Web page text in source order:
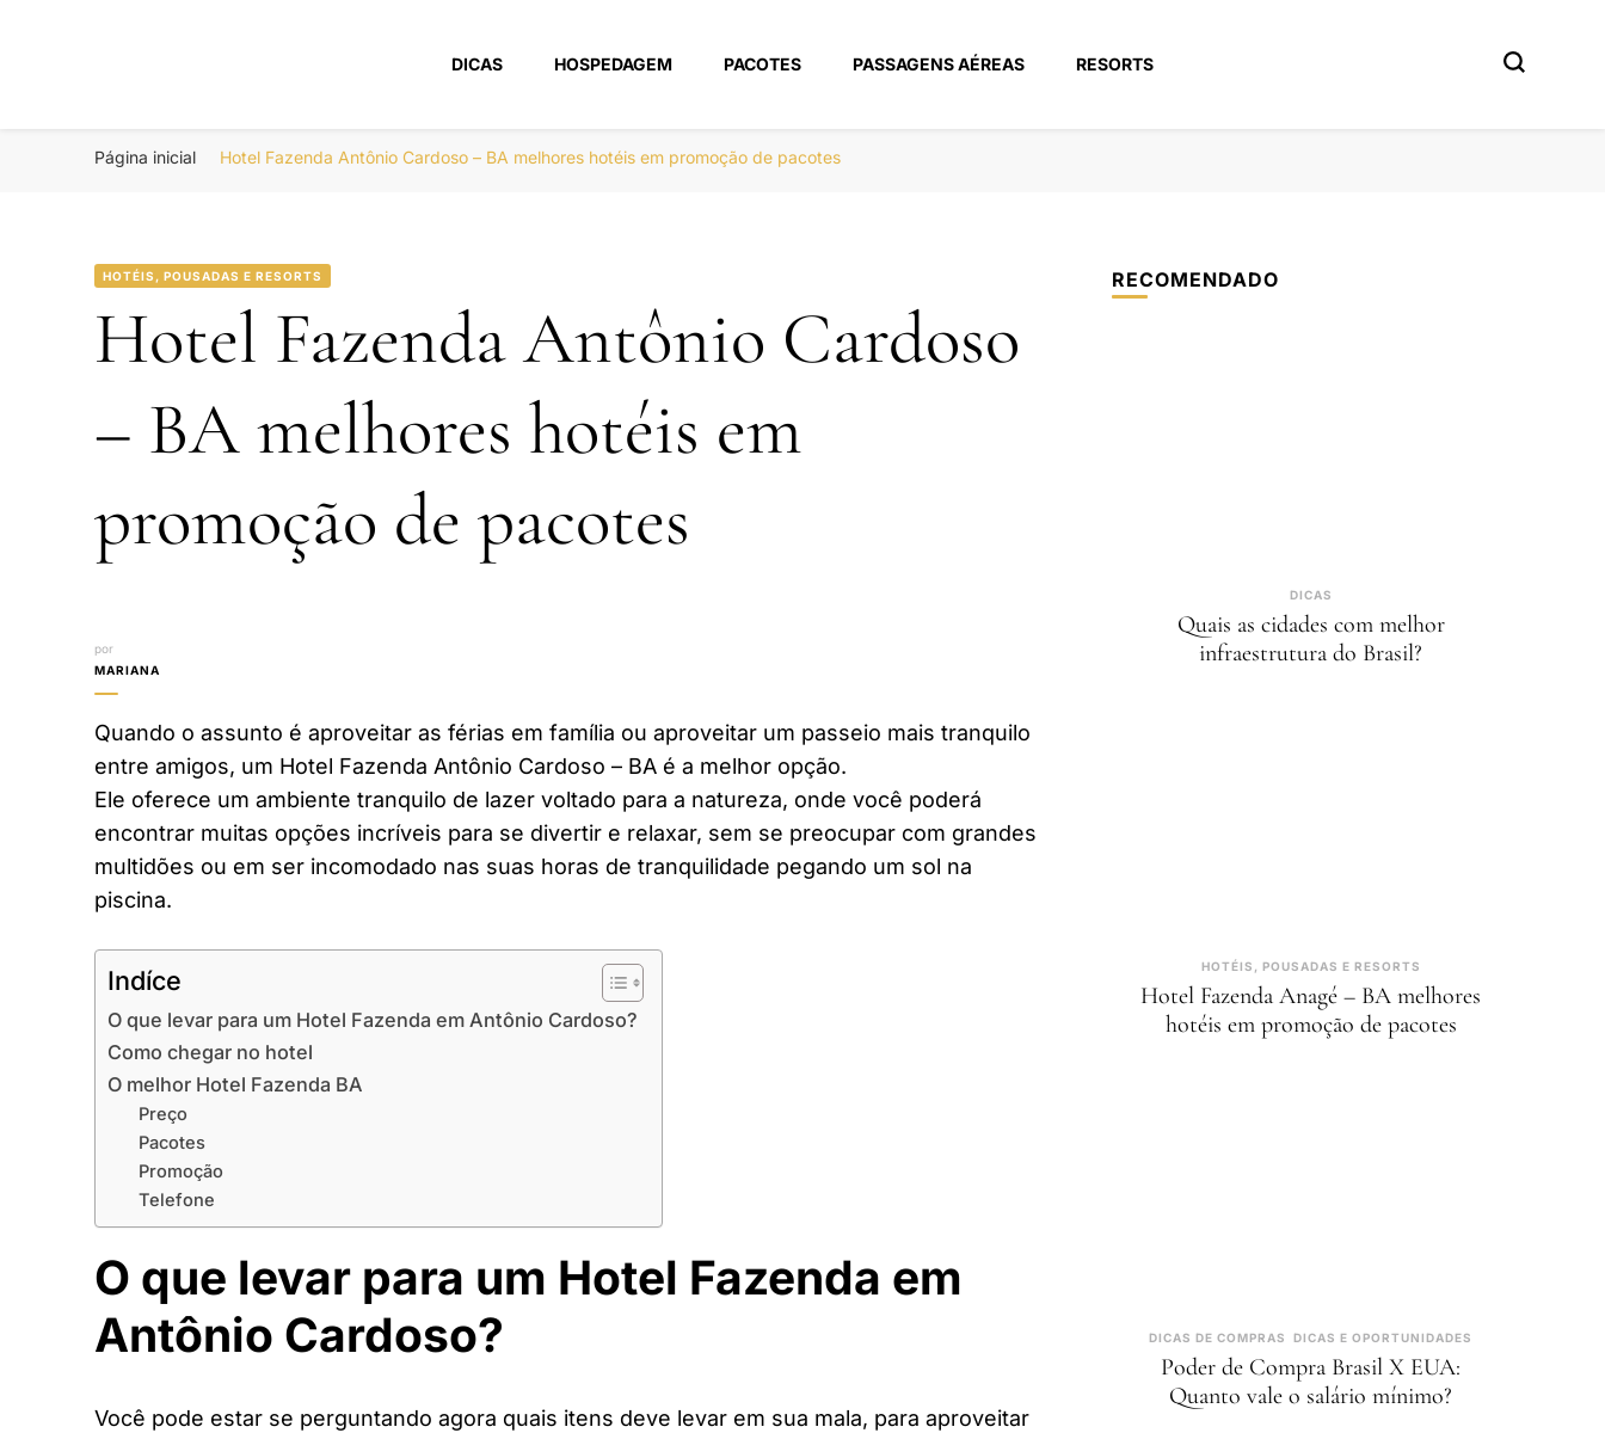
Portal Boa Viagem
DICAS HOSPEDAGEM PACOTES PASSAGENS AÉREAS RESORTS
Página inicial Hotel Fazenda Antônio Cardoso – BA melhores hotéis em promoção de pacotes
HOTÉIS, POUSADAS E RESORTS
Hotel Fazenda Antônio Cardoso
– BA melhores hotéis em
promoção de pacotes
por
MARIANA
Quando o assunto é aproveitar as férias em família ou aproveitar um passeio mais tranquilo
entre amigos, um Hotel Fazenda Antônio Cardoso – BA é a melhor opção.
Ele oferece um ambiente tranquilo de lazer voltado para a natureza, onde você poderá
encontrar muitas opções incríveis para se divertir e relaxar, sem se preocupar com grandes
multidões ou em ser incomodado nas suas horas de tranquilidade pegando um sol na
piscina.
Indíce
O que levar para um Hotel Fazenda em Antônio Cardoso?
Como chegar no hotel
O melhor Hotel Fazenda BA
Preço
Pacotes
Promoção
Telefone
O que levar para um Hotel Fazenda em
Antônio Cardoso?
Você pode estar se perguntando agora quais itens deve levar em sua mala, para aproveitar
RECOMENDADO
DICAS
Quais as cidades com melhor
infraestrutura do Brasil?
HOTÉIS, POUSADAS E RESORTS
Hotel Fazenda Anagé – BA melhores
hotéis em promoção de pacotes
DICAS DE COMPRAS DICAS E OPORTUNIDADES
Poder de Compra Brasil X EUA:
Quanto vale o salário mínimo?